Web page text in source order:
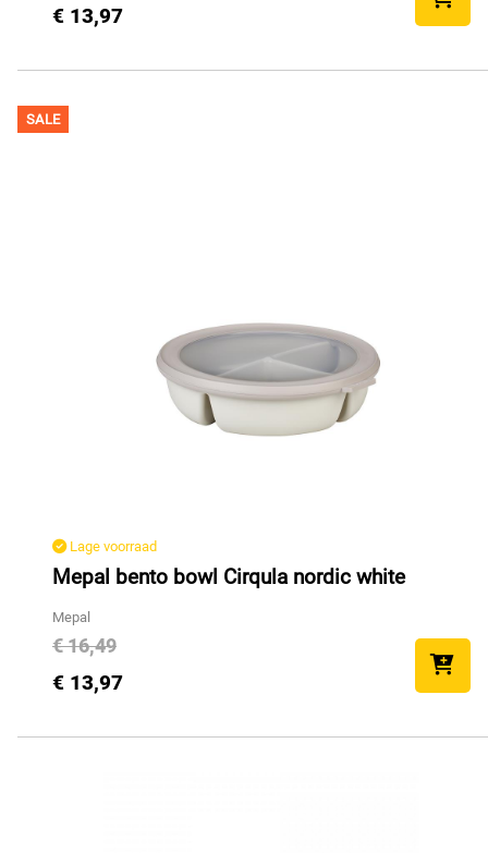
€ 13,97
SALE
Lage voorraad
Mepal bento bowl Cirqula nordic white
Mepal
€ 16,49
€ 13,97